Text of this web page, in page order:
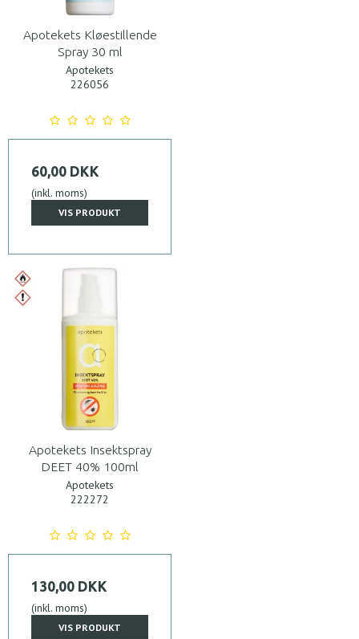
Apotekets Kløestillende
Spray 30 ml
Apotekets
226056
60,00 DKK
(inkl. moms)
VIS PRODUKT
Apotekets Insektspray
DEET 40% 100ml
Apotekets
222272
130,00 DKK
(inkl. moms)
VIS PRODUKT